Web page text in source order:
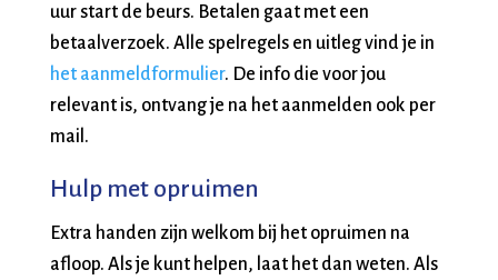
uur start de beurs. Betalen gaat met een
betaalverzoek. Alle spelregels en uitleg vind je in
het aanmeldformulier. De info die voor jou
relevant is, ontvang je na het aanmelden ook per
mail.
Hulp met opruimen
Extra handen zijn welkom bij het opruimen na
afloop. Als je kunt helpen, laat het dan weten. Als